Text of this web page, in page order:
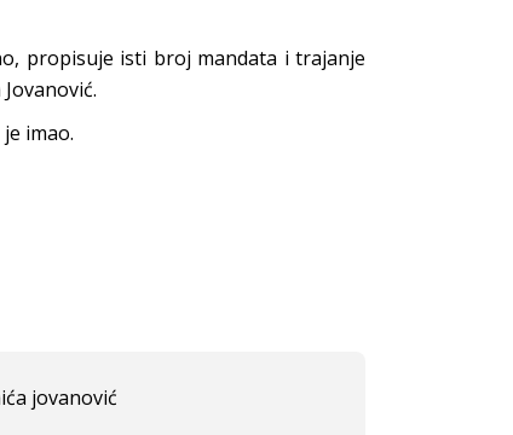
propisuje isti broj mandata i trajanje
imao.
jovanović